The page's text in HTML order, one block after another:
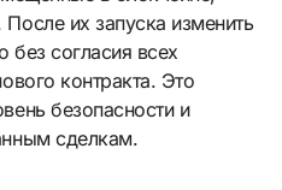
их запуска изменить
без согласия всех
контракта. Это
безопасности и
сделкам.